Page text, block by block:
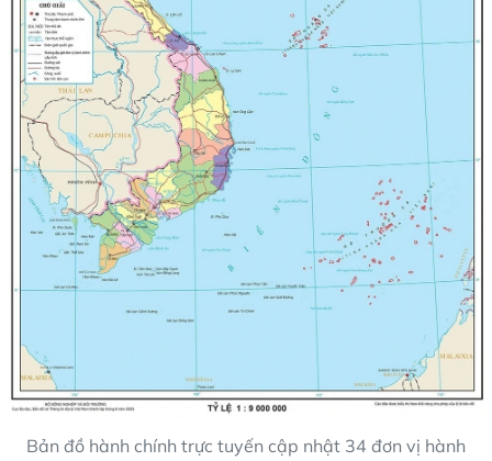
Bản đồ hành chính trực tuyến cập nhật 34 đơn vị hành